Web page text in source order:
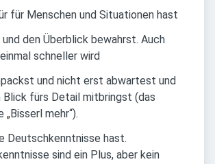
für Menschen und Situationen hast
und den Überblick bewahrst. Auch
schneller wird
und nicht erst abwartest und
Blick fürs Detail mitbringst (das
„Bisserl mehr“).
Deutschkenntnisse hast.
sind ein Plus, aber kein